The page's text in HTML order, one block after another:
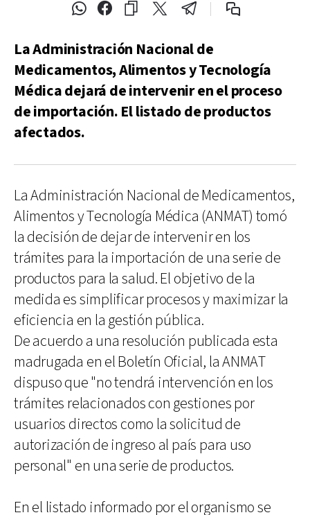
La Administración Nacional de
Medicamentos, Alimentos y Tecnología
Médica dejará de intervenir en el proceso
de importación. El listado de productos
afectados.
La Administración Nacional de Medicamentos,
Alimentos y Tecnología Médica (ANMAT) tomó
la decisión de dejar de intervenir en los
trámites para la importación de una serie de
productos para la salud. El objetivo de la
medida es simplificar procesos y maximizar la
eficiencia en la gestión pública.
De acuerdo a una resolución publicada esta
madrugada en el Boletín Oficial, la ANMAT
dispuso que "no tendrá intervención en los
trámites relacionados con gestiones por
usuarios directos como la solicitud de
autorización de ingreso al país para uso
personal" en una serie de productos.
En el listado informado por el organismo se